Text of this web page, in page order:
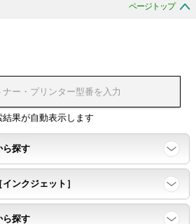
ページトップ
果が自動表示します
ら探す
ンクジェット］
ら探す